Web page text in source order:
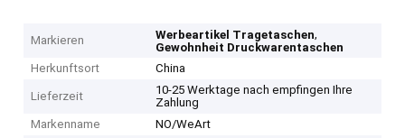
Markieren Werbeartikel Tragetaschen,
Gewohnheit Druckwarentaschen
Herkunftsort
China
Lieferzeit
10-25 Werktage nach empfingen Ihre
Zahlung
Markenname
NO/WeArt